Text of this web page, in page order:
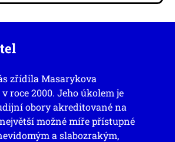
zřídila Masarykova
roce 2000. Jeho úkolem je
obory akreditované na
možné míře přístupné
a slabozrakým,